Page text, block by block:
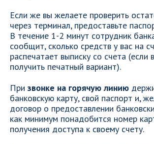
Если же вы желаете проверить
через терминал, предоставьте
В течение 1-2 минут сотрудник
сообщит, сколько средств у вас на
распечатает выписку со счета (если
получить печатный вариант).
При звонке на горячую линию
банковскую карту, свой паспорт и,
договор о предоставлении
как минимум понадобится номер
получения доступа к своему счету.